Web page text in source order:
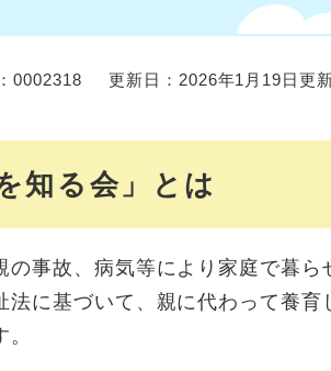
0002318 更新日：2026年1月19日更
知る会」とは
の事故、病気等により家庭で暮ら
法に基づいて、親に代わって養育